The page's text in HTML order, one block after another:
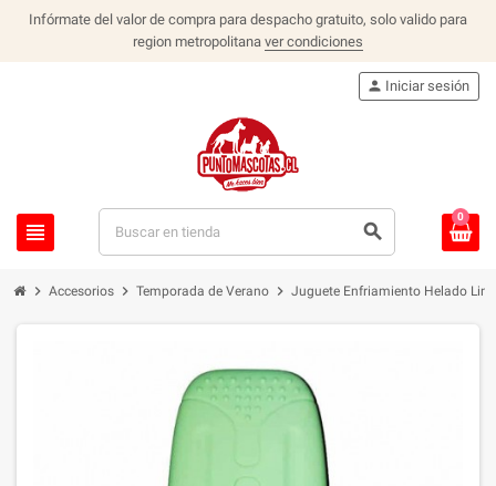
Infórmate del valor de compra para despacho gratuito, solo valido para
region metropolitana ver condiciones
view_headline search
person Iniciar sesión
0
chevron_right Accesorios chevron_right Temporada de Verano chevron_right Juguete Enfriamiento Helado